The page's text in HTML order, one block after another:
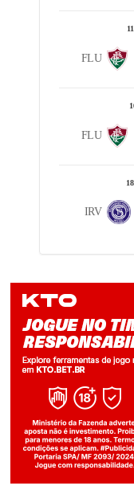
FLU
FLU
IRV